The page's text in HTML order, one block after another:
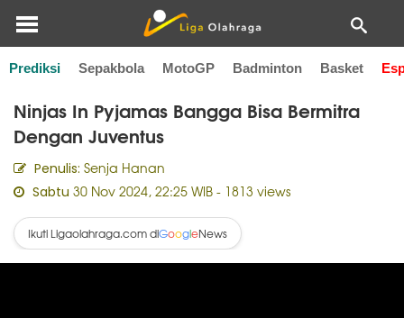
Prediksi Sepakbola MotoGP Badminton Basket
Home Esports
Ninjas In Pyjamas Bangga Bisa Bermitra
Dengan Juventus
Penulis: Senja Hanan
Sabtu 30 Nov 2024, 22:25 WIB - 1813 views
Ikuti Ligaolahraga.com diGoogleNews